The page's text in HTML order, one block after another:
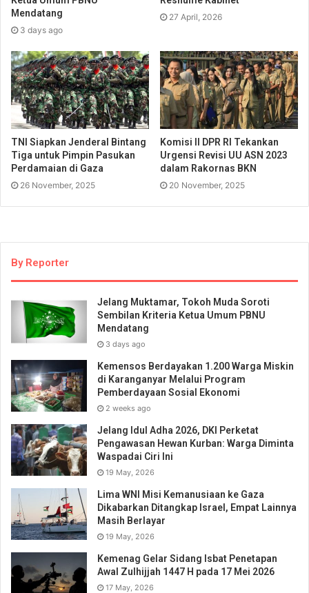
Mendatang
3 days ago
27 April, 2026
TNI Siapkan Jenderal Bintang
Tiga untuk Pimpin Pasukan
Perdamaian di Gaza
26 November, 2025
Komisi II DPR RI Tekankan
Urgensi Revisi UU ASN 2023
dalam Rakornas BKN
20 November, 2025
By Reporter
Jelang Muktamar, Tokoh Muda Soroti
Sembilan Kriteria Ketua Umum PBNU
Mendatang
3 days ago
Kemensos Berdayakan 1.200 Warga Miskin
di Karanganyar Melalui Program
Pemberdayaan Sosial Ekonomi
2 weeks ago
Jelang Idul Adha 2026, DKI Perketat
Pengawasan Hewan Kurban: Warga Diminta
Waspadai Ciri Ini
19 May, 2026
Lima WNI Misi Kemanusiaan ke Gaza
Dikabarkan Ditangkap Israel, Empat Lainnya
Masih Berlayar
19 May, 2026
Kemenag Gelar Sidang Isbat Penetapan
Awal Zulhijjah 1447 H pada 17 Mei 2026
17 May, 2026